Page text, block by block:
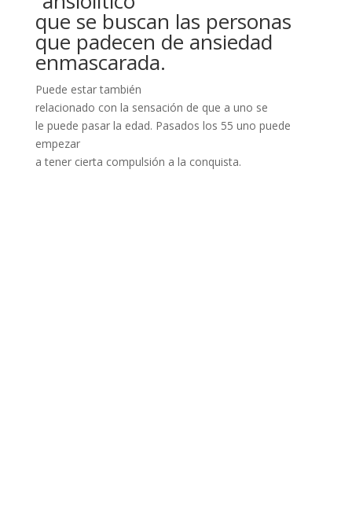
que se buscan las personas
que padecen de ansiedad
enmascarada.
Puede estar también
relacionado con la sensación de que a uno se
le puede pasar la edad. Pasados los 55 uno puede
empezar
a tener cierta compulsión a la conquista.